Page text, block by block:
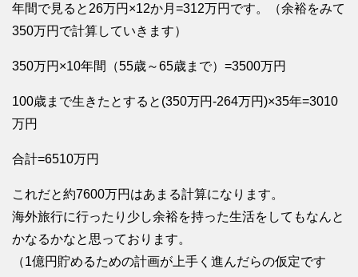
年間で見ると26万円×12か月=312万円です。（余裕をみて
350万円で計算していきます）
350万円×10年間（55歳～65歳まで）=3500万円
100歳まで生きたとすると(350万円-264万円)×35年=3010
万円
合計=6510万円
これだと約7600万円はあまる計算になります。
海外旅行に行ったり少し余裕を持った生活をしてもなんと
かなるかなと思っております。
（1億円貯めるための計画が上手く進んだらの仮定です